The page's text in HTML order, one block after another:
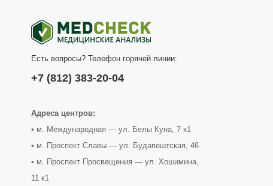
Есть вопросы? Телефон горячей линии:
+7 (812) 383-20-04
Адреса центров:
• м. Международная — ул. Белы Куна, 7 к1
• м. Проспект Славы — ул. Будапештская, 46
• м. Проспект Просвещения — ул. Хошимина,
11 к1